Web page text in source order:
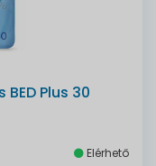
Plus 30
Elérhető